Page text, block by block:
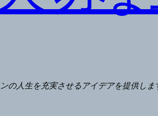
の人生を充実させるアイデアを提供しま